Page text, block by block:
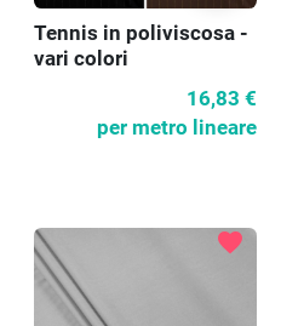
Tennis in poliviscosa -
vari colori
16,83 €
per metro lineare
favorite